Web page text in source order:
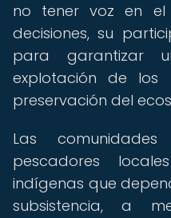
no tener voz en
decisiones, su
para garantizar
explotación de los
preservación del
Las
pescadores
indígenas que
subsistencia, a